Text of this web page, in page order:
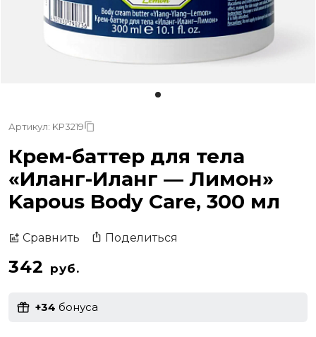
Артикул: KP3219
Крем-баттер для тела
«Иланг-Иланг — Лимон»
Kapous Body Care, 300 мл
Сравнить Поделиться
342 руб.
+34 бонуса